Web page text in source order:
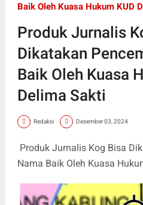
Baik Oleh Kuasa Hukum KUD
Produk Jurnalis
Dikatakan
Baik Oleh Kuasa
Delima Sakti
Redaksi Desember 03, 2024
Produk Jurnalis Kog Bisa
Nama Baik Oleh Kuasa